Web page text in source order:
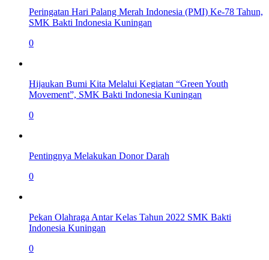
Peringatan Hari Palang Merah Indonesia (PMI) Ke-78 Tahun,
SMK Bakti Indonesia Kuningan
0
Hijaukan Bumi Kita Melalui Kegiatan “Green Youth
Movement”, SMK Bakti Indonesia Kuningan
0
Pentingnya Melakukan Donor Darah
0
Pekan Olahraga Antar Kelas Tahun 2022 SMK Bakti
Indonesia Kuningan
0